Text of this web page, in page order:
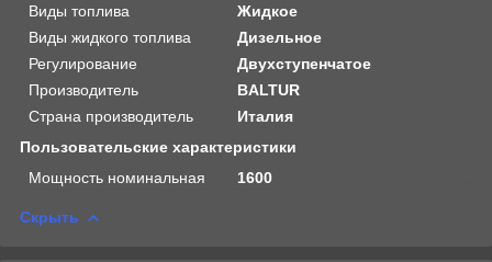
Виды топлива
Жидкое
Виды жидкого топлива
Дизельное
Регулирование
Двухступенчатое
Производитель
BALTUR
Страна производитель
Италия
Пользовательские характеристики
Мощность номинальная
1600
Скрыть